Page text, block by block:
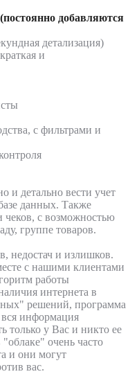
добавляются
детализация)
и
с фильтрами и
и детально вести учет
данных. Также
чеков, с возможностью
группе товаров.
недостач и излишков.
с нашими клиентами
работы
интернета в
решений, программа
вся информация
только у Вас и никто ее
очень часто
и они могут
вас.